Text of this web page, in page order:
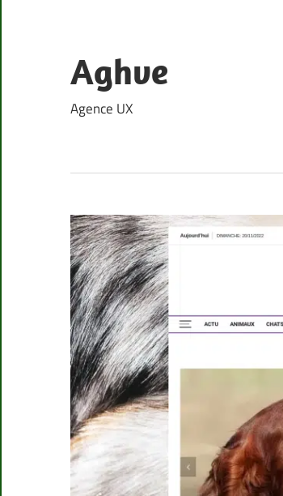
content
Aghve
Agence UX